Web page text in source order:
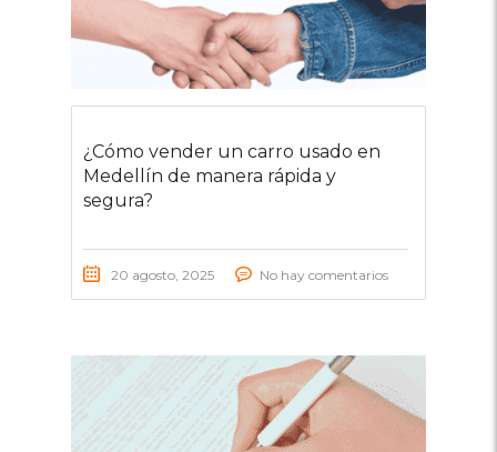
¿Cómo vender un carro usado en
Medellín de manera rápida y
segura?
20 agosto, 2025 No hay comentarios